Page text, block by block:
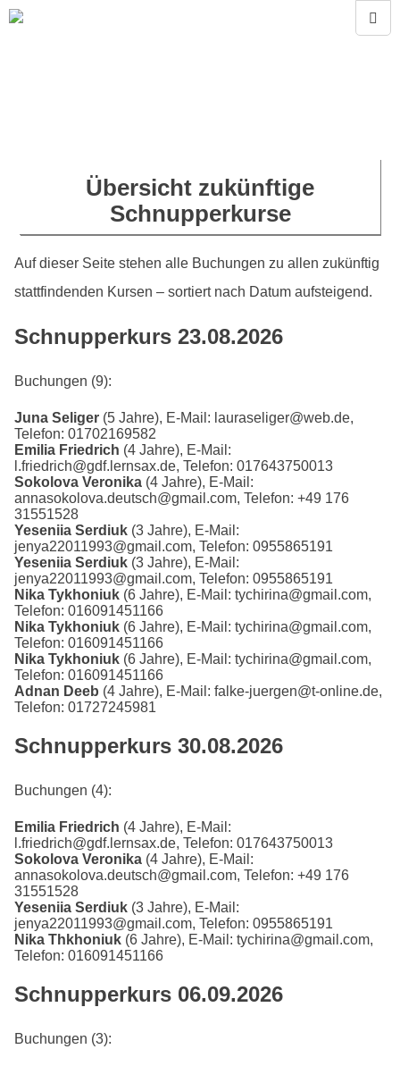
Übersicht zukünftige
Schnupperkurse
Auf dieser Seite stehen alle Buchungen zu allen zukünftig
stattfindenden Kursen – sortiert nach Datum aufsteigend.
Schnupperkurs 23.08.2026
Buchungen (9):
Juna Seliger (5 Jahre), E-Mail: lauraseliger@web.de,
Telefon: 01702169582
Emilia Friedrich (4 Jahre), E-Mail:
l.friedrich@gdf.lernsax.de, Telefon: 017643750013
Sokolova Veronika (4 Jahre), E-Mail:
annasokolova.deutsch@gmail.com, Telefon: +49 176
31551528
Yeseniia Serdiuk (3 Jahre), E-Mail:
jenya22011993@gmail.com, Telefon: 0955865191
Yeseniia Serdiuk (3 Jahre), E-Mail:
jenya22011993@gmail.com, Telefon: 0955865191
Nika Tykhoniuk (6 Jahre), E-Mail: tychirina@gmail.com,
Telefon: 016091451166
Nika Tykhoniuk (6 Jahre), E-Mail: tychirina@gmail.com,
Telefon: 016091451166
Nika Tykhoniuk (6 Jahre), E-Mail: tychirina@gmail.com,
Telefon: 016091451166
Adnan Deeb (4 Jahre), E-Mail: falke-juergen@t-online.de,
Telefon: 01727245981
Schnupperkurs 30.08.2026
Buchungen (4):
Emilia Friedrich (4 Jahre), E-Mail:
l.friedrich@gdf.lernsax.de, Telefon: 017643750013
Sokolova Veronika (4 Jahre), E-Mail:
annasokolova.deutsch@gmail.com, Telefon: +49 176
31551528
Yeseniia Serdiuk (3 Jahre), E-Mail:
jenya22011993@gmail.com, Telefon: 0955865191
Nika Thkhoniuk (6 Jahre), E-Mail: tychirina@gmail.com,
Telefon: 016091451166
Schnupperkurs 06.09.2026
Buchungen (3):